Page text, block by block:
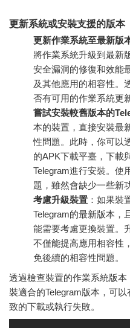
更新系統或安裝支援的版本
更新作業系統至最新版
將作業系統升級到最新
安全漏洞的修復和效能
及其他應用的相容性。
否有可用的作業系統更新
嘗試安裝較舊版本的
本的裝置，直接安裝最
性問題。此時，你可以
的APK下載平臺，下載
Telegram進行安裝。使
題，雖然會缺少一些新
考慮升級裝置 ：如果裝
Telegram的最新版本，
能需要考慮更換裝置。
不僅能提高應用相容性
免後續的相容性問題。
透過檢查裝置的作業系統版
裝適合的Telegram版本，可
致的下載或執行失敗。